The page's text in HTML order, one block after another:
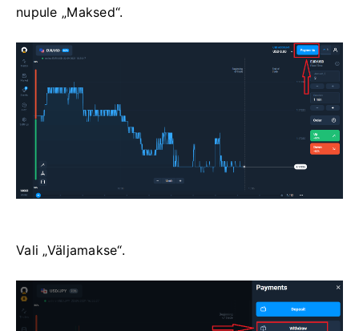
nupule „Maksed“.
Vali „Väljamakse“.